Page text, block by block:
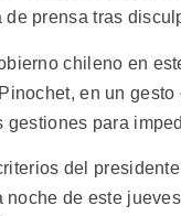
de prensa tras
chileno en
en un
gestiones para
del
de este